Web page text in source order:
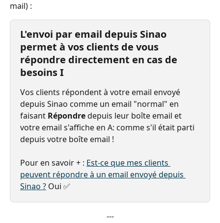
mail) :
L'envoi par email depuis Sinao
permet à vos clients de vous
répondre directement en cas de
besoins I
Vos clients répondent à votre email envoyé
depuis Sinao comme un email "normal" en
faisant Répondre depuis leur boîte email et
votre email s'affiche en A: comme s'il était parti
depuis votre boîte email !
Pour en savoir + : Est-ce que mes clients
peuvent répondre à un email envoyé depuis
Sinao ? Oui ✅
---